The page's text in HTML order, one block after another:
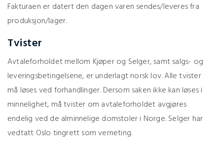
Fakturaen er datert den dagen varen sendes/leveres fra
produksjon/lager.
Tvister
Avtaleforholdet mellom Kjøper og Selger, samt salgs- og
leveringsbetingelsene, er underlagt norsk lov. Alle tvister
må løses ved forhandlinger. Dersom saken ikke kan løses i
minnelighet, må tvister om avtaleforholdet avgjøres
endelig ved de alminnelige domstoler i Norge. Selger har
vedtatt Oslo tingrett som verneting.